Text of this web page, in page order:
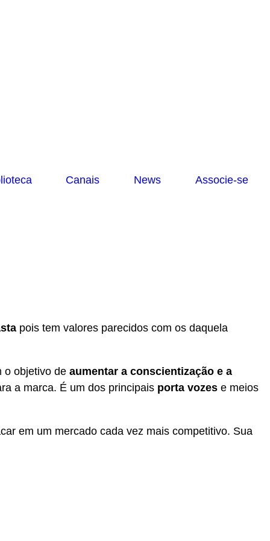
Canais News Associe-se
pois tem valores parecidos com os daquela
o objetivo de aumentar a conscientização e a
a marca. É um dos principais porta vozes e meios
em um mercado cada vez mais competitivo. Sua